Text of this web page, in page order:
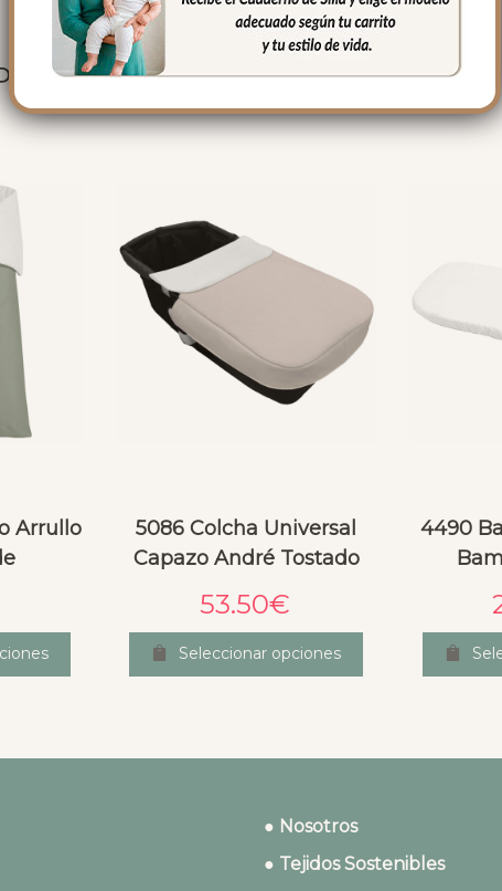
RELACIONADOS
Arrullo
5086 Colcha Universal
Capazo André Tostado
53.50€
Seleccionar opciones
4490
● Nosotros
● Tejidos Sostenibles